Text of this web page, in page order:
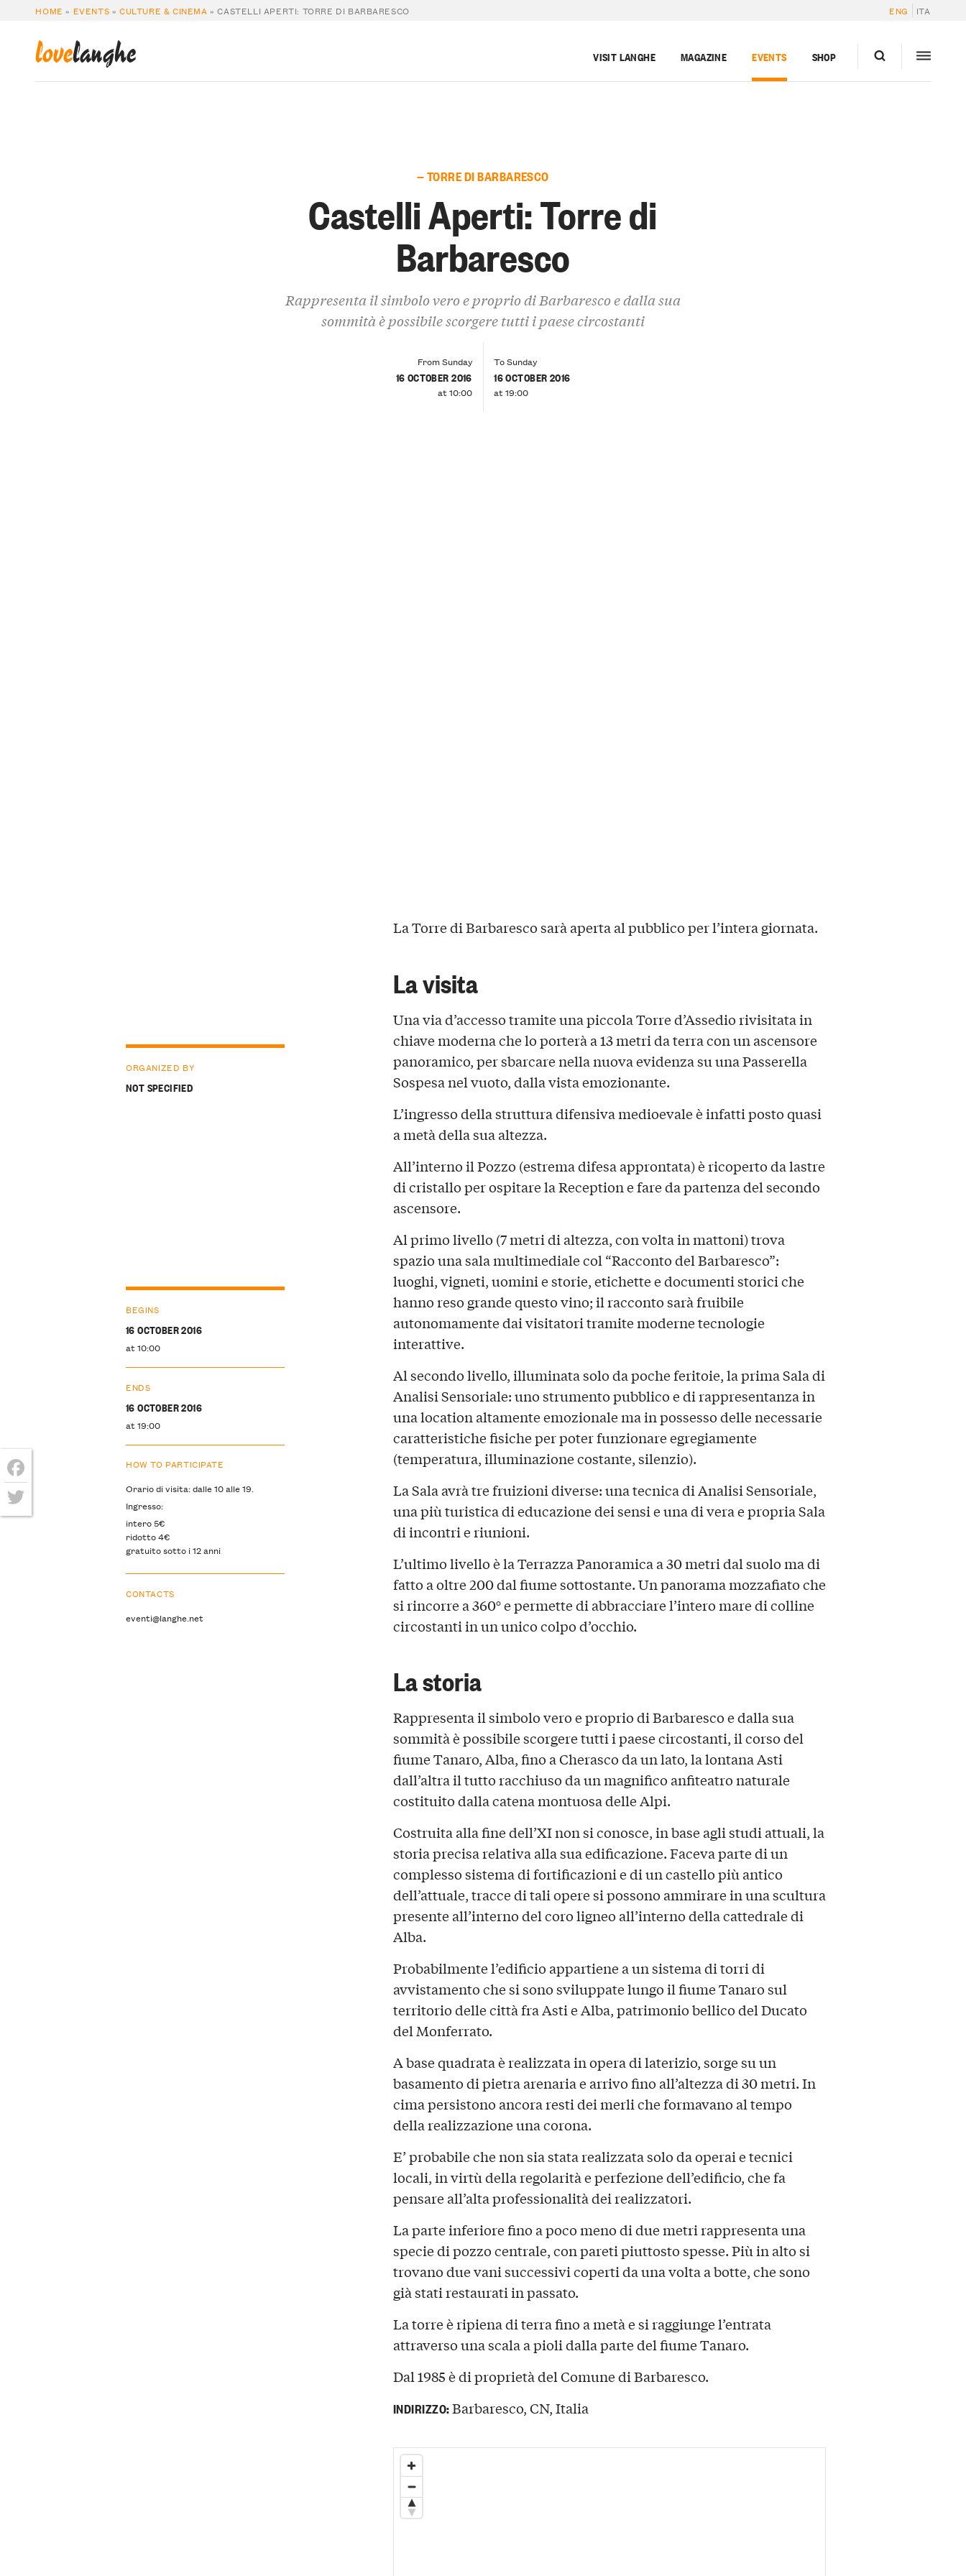
HOME » EVENTS »CULTURE & CINEMA »CASTELLI APERTI: TORRE DI BARBARESCO ENG ITA
lovelanghe VISIT LANGHE MAGAZINE EVENTS SHOP
— TORRE DI BARBARESCO
Castelli Aperti: Torre di
Barbaresco
Rappresenta il simbolo vero e proprio di Barbaresco e dalla sua
sommità è possibile scorgere tutti i paese circostanti
From Sunday
16 OCTOBER 2016
at 10:00
To Sunday
16 OCTOBER 2016
at 19:00
La Torre di Barbaresco sarà aperta al pubblico per l’intera giornata.
La visita
Una via d’accesso tramite una piccola Torre d’Assedio rivisitata in
chiave moderna che lo porterà a 13 metri da terra con un ascensore
panoramico, per sbarcare nella nuova evidenza su una Passerella
Sospesa nel vuoto, dalla vista emozionante.
L’ingresso della struttura difensiva medioevale è infatti posto quasi
a metà della sua altezza.
All’interno il Pozzo (estrema difesa approntata) è ricoperto da lastre
di cristallo per ospitare la Reception e fare da partenza del secondo
ascensore.
Al primo livello (7 metri di altezza, con volta in mattoni) trova
spazio una sala multimediale col “Racconto del Barbaresco”:
luoghi, vigneti, uomini e storie, etichette e documenti storici che
hanno reso grande questo vino; il racconto sarà fruibile
autonomamente dai visitatori tramite moderne tecnologie
interattive.
Al secondo livello, illuminata solo da poche feritoie, la prima Sala di
Analisi Sensoriale: uno strumento pubblico e di rappresentanza in
una location altamente emozionale ma in possesso delle necessarie
caratteristiche fisiche per poter funzionare egregiamente
(temperatura, illuminazione costante, silenzio).
La Sala avrà tre fruizioni diverse: una tecnica di Analisi Sensoriale,
una più turistica di educazione dei sensi e una di vera e propria Sala
di incontri e riunioni.
L’ultimo livello è la Terrazza Panoramica a 30 metri dal suolo ma di
fatto a oltre 200 dal fiume sottostante. Un panorama mozzafiato che
si rincorre a 360° e permette di abbracciare l’intero mare di colline
circostanti in un unico colpo d’occhio.
La storia
Rappresenta il simbolo vero e proprio di Barbaresco e dalla sua
sommità è possibile scorgere tutti i paese circostanti, il corso del
fiume Tanaro, Alba, fino a Cherasco da un lato, la lontana Asti
dall’altra il tutto racchiuso da un magnifico anfiteatro naturale
costituito dalla catena montuosa delle Alpi.
Costruita alla fine dell’XI non si conosce, in base agli studi attuali, la
storia precisa relativa alla sua edificazione. Faceva parte di un
complesso sistema di fortificazioni e di un castello più antico
dell’attuale, tracce di tali opere si possono ammirare in una scultura
presente all’interno del coro ligneo all’interno della cattedrale di
Alba.
Probabilmente l’edificio appartiene a un sistema di torri di
avvistamento che si sono sviluppate lungo il fiume Tanaro sul
territorio delle città fra Asti e Alba, patrimonio bellico del Ducato
del Monferrato.
A base quadrata è realizzata in opera di laterizio, sorge su un
basamento di pietra arenaria e arrivo fino all’altezza di 30 metri. In
cima persistono ancora resti dei merli che formavano al tempo
della realizzazione una corona.
E’ probabile che non sia stata realizzata solo da operai e tecnici
locali, in virtù della regolarità e perfezione dell’edificio, che fa
pensare all’alta professionalità dei realizzatori.
La parte inferiore fino a poco meno di due metri rappresenta una
specie di pozzo centrale, con pareti piuttosto spesse. Più in alto si
trovano due vani successivi coperti da una volta a botte, che sono
già stati restaurati in passato.
La torre è ripiena di terra fino a metà e si raggiunge l’entrata
attraverso una scala a pioli dalla parte del fiume Tanaro.
Dal 1985 è di proprietà del Comune di Barbaresco.
ORGANIZED BY
NOT SPECIFIED
BEGINS
16 OCTOBER 2016
at 10:00
ENDS
16 OCTOBER 2016
at 19:00
HOW TO PARTICIPATE
Orario di visita: dalle 10 alle 19.
Ingresso:
intero 5€
ridotto 4€
gratuito sotto i 12 anni
CONTACTS
eventi@langhe.net
INDIRIZZO:Barbaresco, CN, Italia
Facebook
Twitter